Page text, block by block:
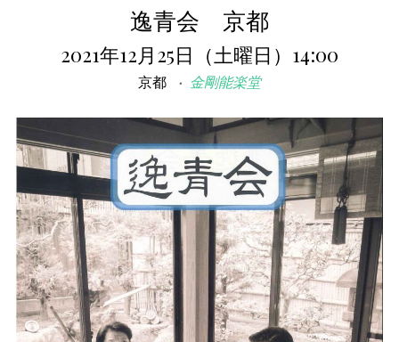
逸青会 京都
2021年12月25日（土曜日）14:00
京都 金剛能楽堂